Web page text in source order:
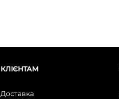
КЛІЄНТАМ
Доставка